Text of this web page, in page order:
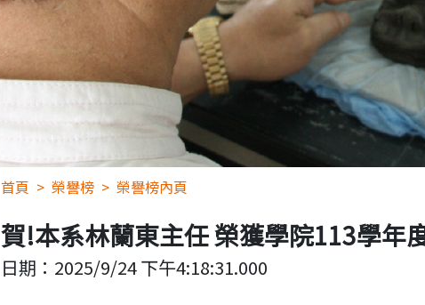
首頁 榮譽榜 榮譽榜內頁
賀!本系林蘭東主任 榮獲學院113學年
日期： 2025/9/24 下午4:18:31.000